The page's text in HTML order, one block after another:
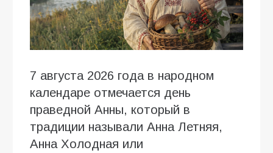
7 августа 2026 года в народном
календаре отмечается день
праведной Анны, который в
традиции называли Анна Летняя,
Анна Холодная или